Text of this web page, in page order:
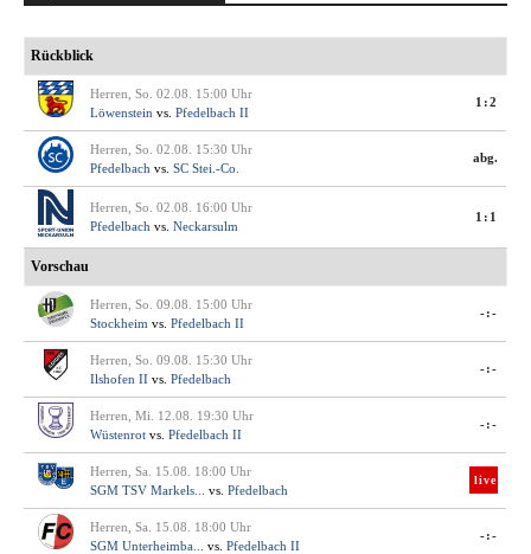
Rückblick
Herren, So. 02.08. 15:00 Uhr
Löwenstein vs. Pfedelbach II
1:2
Herren, So. 02.08. 15:30 Uhr
Pfedelbach vs. SC Stei.-Co.
abg.
Herren, So. 02.08. 16:00 Uhr
Pfedelbach vs. Neckarsulm
1:1
Vorschau
Herren, So. 09.08. 15:00 Uhr
Stockheim vs. Pfedelbach II
-:-
Herren, So. 09.08. 15:30 Uhr
Ilshofen II vs. Pfedelbach
-:-
Herren, Mi. 12.08. 19:30 Uhr
Wüstenrot vs. Pfedelbach II
-:-
Herren, Sa. 15.08. 18:00 Uhr
SGM TSV Markels...
vs. Pfedelbach
live
Herren, Sa. 15.08. 18:00 Uhr
SGM Unterheimba...
vs. Pfedelbach II
-:-